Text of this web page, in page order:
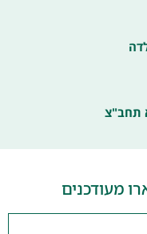
תחב"צ
מעודכנים